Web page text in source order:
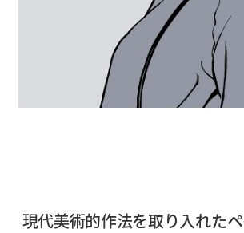
現代美術的作法を取り入れた